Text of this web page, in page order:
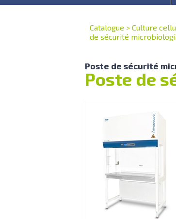
Catalogue > Culture
de sécurité
Poste de sécurité
Poste de